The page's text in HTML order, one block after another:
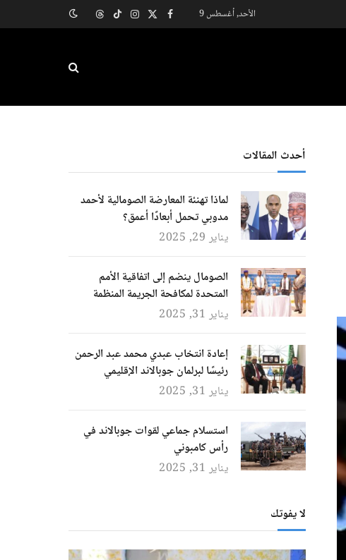
الأحد, أغسطس 9 فيسبوك
X
الانستغرام
تيكتوكThreads
أحدث المقالات
لماذا تهنئة المعارضة الصومالية لأحمد
مدوبي تحمل أبعادًا أعمق؟
يناير 29, 2025
الصومال ينضم إلى اتفاقية الأمم
المتحدة لمكافحة الجريمة المنظمة
يناير 31, 2025
إعادة انتخاب عبدي محمد عبد الرحمن
رئيسًا لبرلمان جوبالاند الإقليمي
يناير 31, 2025
استسلام جماعي لقوات جوبالاند في
رأس كامبوني
يناير 31, 2025
لا يفوتك